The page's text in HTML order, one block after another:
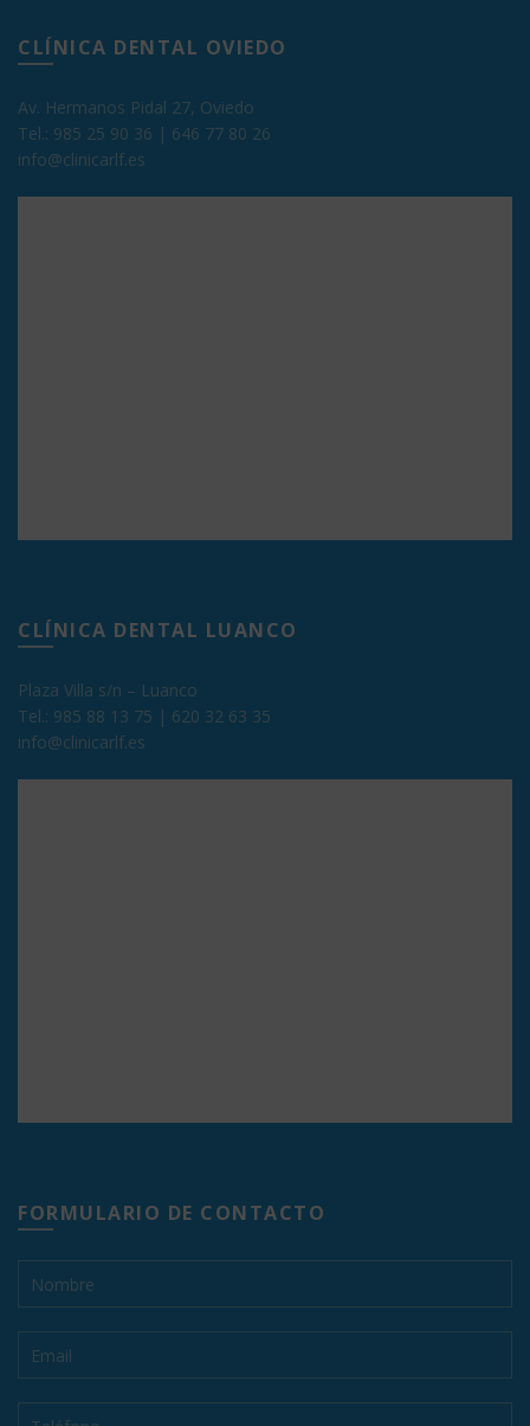
CLÍNICA DENTAL OVIEDO
Av. Hermanos Pidal 27, Oviedo
Tel.: 985 25 90 36 | 646 77 80 26
info@clinicarlf.es
CLÍNICA DENTAL LUANCO
Plaza Villa s/n – Luanco
Tel.: 985 88 13 75 | 620 32 63 35
info@clinicarlf.es
FORMULARIO DE CONTACTO